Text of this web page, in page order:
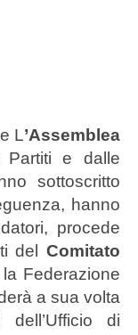
L’Assemblea
e dalle
sottoscritto
hanno
procede
del Comitato
Federazione
a sua volta
di